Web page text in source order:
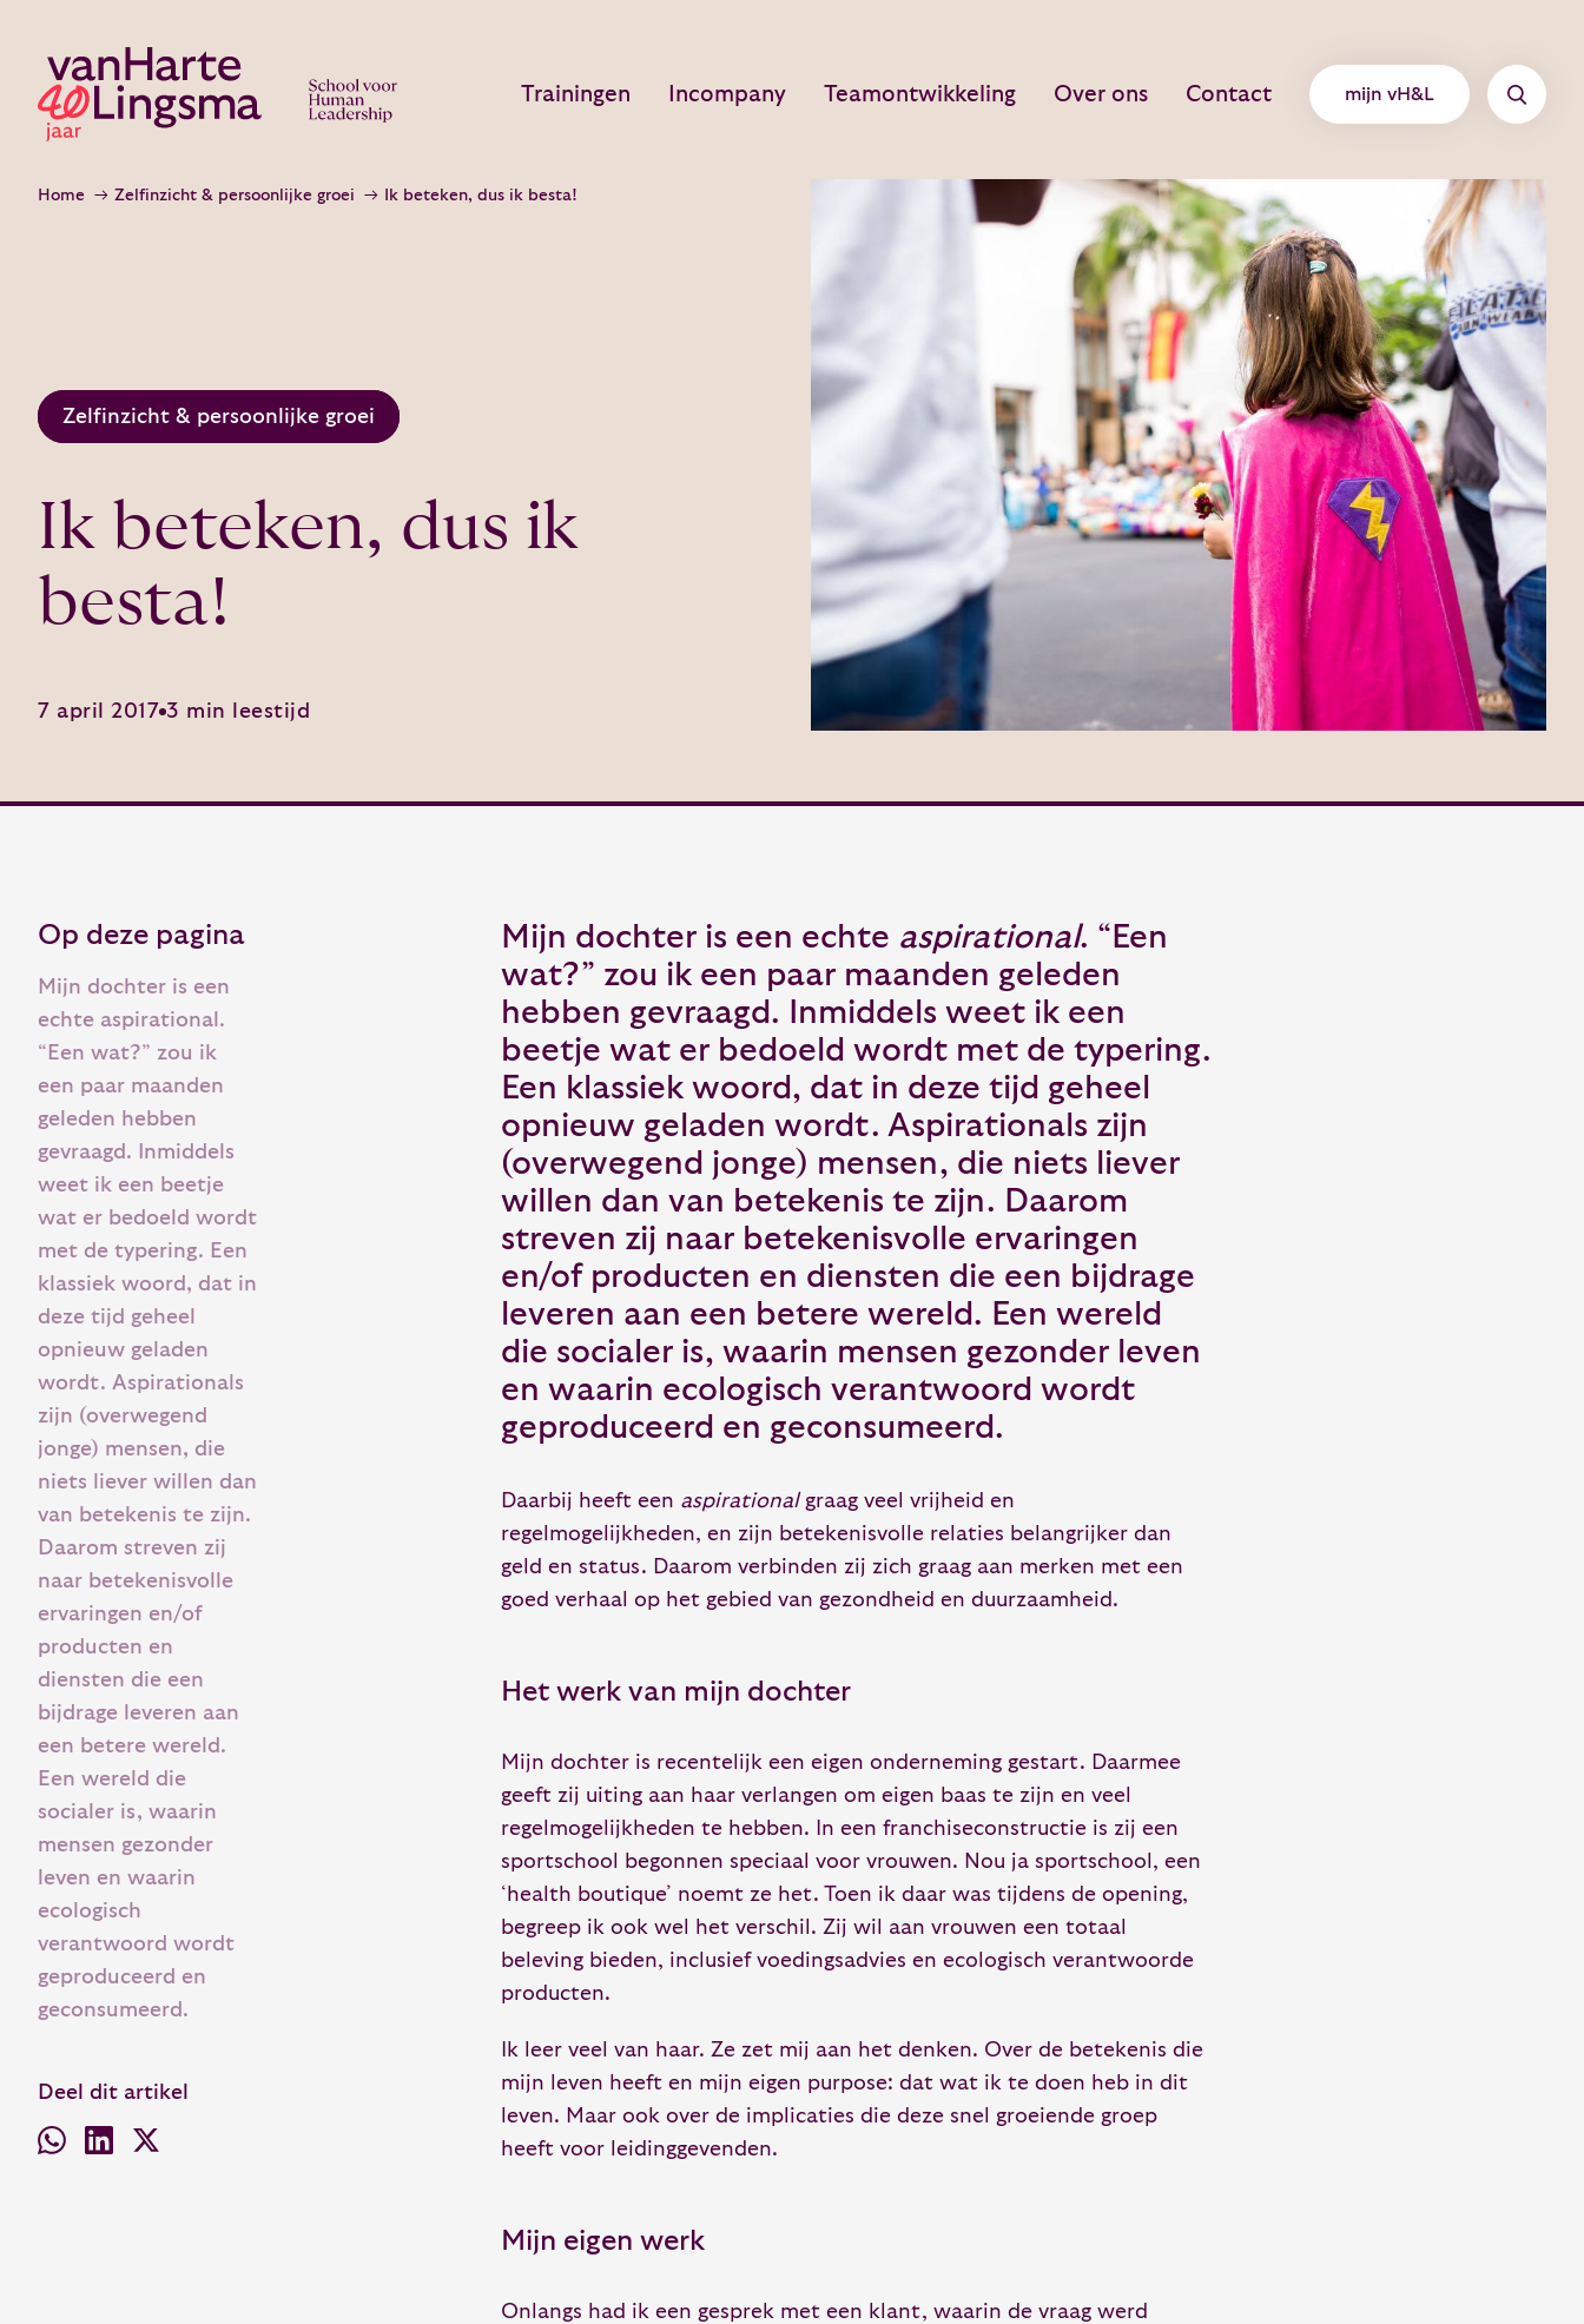
Trainingen Incompany Teamontwikkeling Over ons Contact mijn vH&L
Home Zelfinzicht & persoonlijke groei Ik beteken, dus ik besta!
Zelfinzicht & persoonlijke groei
Ik beteken, dus ik
besta!
7 april 2017 3 min leestijd
Op deze pagina
Mijn dochter is een
echte aspirational.
“Een wat?” zou ik
een paar maanden
geleden hebben
gevraagd. Inmiddels
weet ik een beetje
wat er bedoeld wordt
met de typering. Een
klassiek woord, dat in
deze tijd geheel
opnieuw geladen
wordt. Aspirationals
zijn (overwegend
jonge) mensen, die
niets liever willen dan
van betekenis te zijn.
Daarom streven zij
naar betekenisvolle
ervaringen en/of
producten en
diensten die een
bijdrage leveren aan
een betere wereld.
Een wereld die
socialer is, waarin
mensen gezonder
leven en waarin
ecologisch
verantwoord wordt
geproduceerd en
geconsumeerd.
Deel dit artikel
Mijn dochter is een echte aspirational. “Een
wat?” zou ik een paar maanden geleden
hebben gevraagd. Inmiddels weet ik een
beetje wat er bedoeld wordt met de typering.
Een klassiek woord, dat in deze tijd geheel
opnieuw geladen wordt. Aspirationals zijn
(overwegend jonge) mensen, die niets liever
willen dan van betekenis te zijn. Daarom
streven zij naar betekenisvolle ervaringen
en/of producten en diensten die een bijdrage
leveren aan een betere wereld. Een wereld
die socialer is, waarin mensen gezonder leven
en waarin ecologisch verantwoord wordt
geproduceerd en geconsumeerd.
Daarbij heeft een aspirationalgraag veel vrijheid en
regelmogelijkheden, en zijn betekenisvolle relaties belangrijker dan
geld en status. Daarom verbinden zij zich graag aan merken met een
goed verhaal op het gebied van gezondheid en duurzaamheid.
Het werk van mijn dochter
Mijn dochter is recentelijk een eigen onderneming gestart. Daarmee
geeft zij uiting aan haar verlangen om eigen baas te zijn en veel
regelmogelijkheden te hebben. In een franchiseconstructie is zij een
sportschool begonnen speciaal voor vrouwen. Nou ja sportschool, een
‘health boutique’ noemt ze het. Toen ik daar was tijdens de opening,
begreep ik ook wel het verschil. Zij wil aan vrouwen een totaal
beleving bieden, inclusief voedingsadvies en ecologisch verantwoorde
producten.
Ik leer veel van haar. Ze zet mij aan het denken. Over de betekenis die
mijn leven heeft en mijn eigen purpose: dat wat ik te doen heb in dit
leven. Maar ook over de implicaties die deze snel groeiende groep
heeft voor leidinggevenden.
Mijn eigen werk
Onlangs had ik een gesprek met een klant, waarin de vraag werd